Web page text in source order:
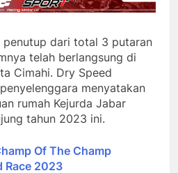
dari total 3 putaran
telah berlangsung di
Cimahi. Dry Speed
menyatakan
rumah Kejurda Jabar
tahun 2023 ini.
Of The Champ
Race 2023